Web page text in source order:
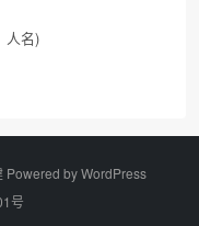
人名)
Powered byWordPress
号